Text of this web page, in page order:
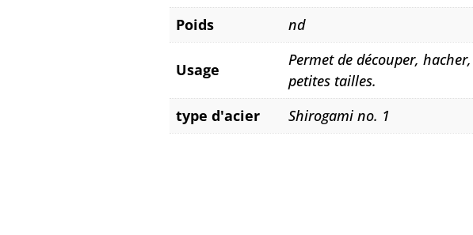
Poids nd
Usage
Permet de découper,
petites tailles.
type d'acier
Shirogami no. 1